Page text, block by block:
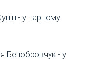
- у парному
Белобровчук - у